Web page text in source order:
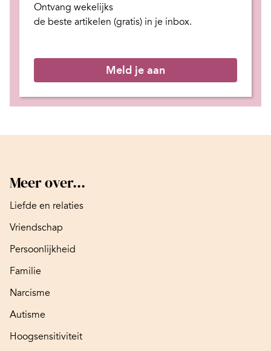
Ontvang wekelijks
de beste artikelen (gratis) in je inbox.
Meld je aan
Meer over...
Liefde en relaties
Vriendschap
Persoonlijkheid
Familie
Narcisme
Autisme
Hoogsensitiviteit